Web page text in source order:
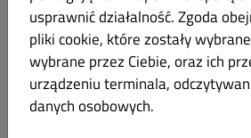
ggf. Geschäftsführer:
Verantwortlicher gemäß § 55 Abs.2
usprawnić działalność. Zgoda
pliki cookie, które zostały
wybrane przez Ciebie, oraz ich
urządzeniu terminala,
danych osobowych.